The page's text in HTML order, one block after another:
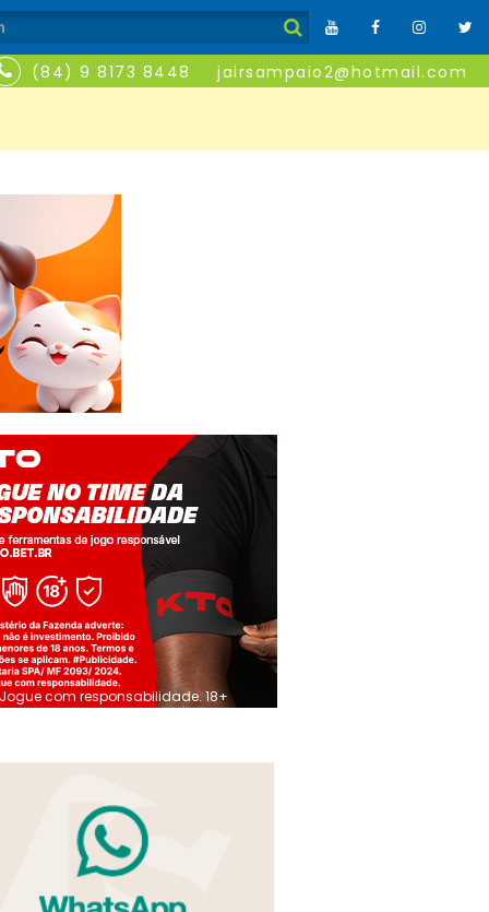
(84) 9 8173 8448 jairsampaio2@hotmail.com
Jogue com responsabilidade. 18+